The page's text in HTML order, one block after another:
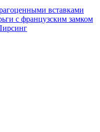
вставками
с французским замком